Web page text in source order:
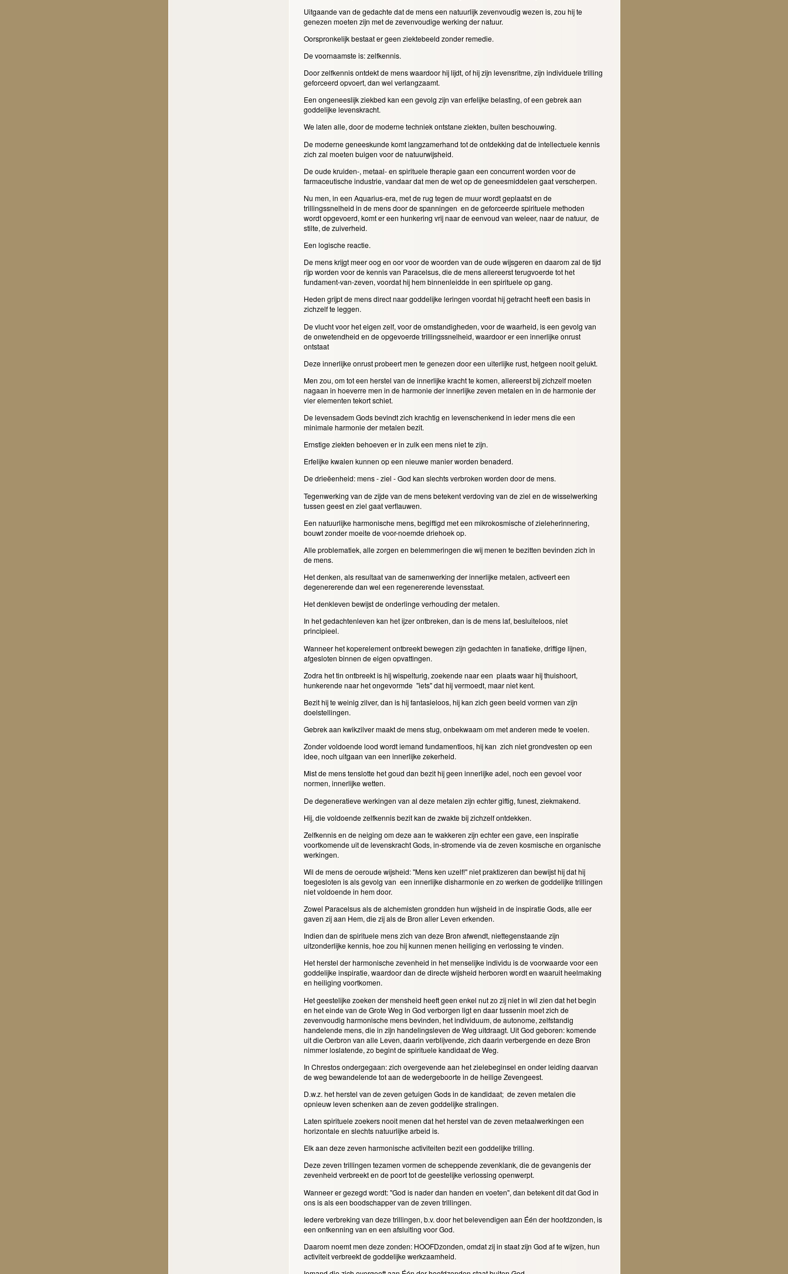
Uitgaande van de gedachte dat de mens een natuurlijk zevenvoudig wezen is, zou hij te
genezen moeten zijn met de zevenvoudige werking der natuur.
Oorspronkelijk bestaat er geen ziektebeeld zonder remedie.
De voornaamste is: zelfkennis.
Door zelfkennis ontdekt de mens waardoor hij lijdt, of hij zijn levensritme, zijn individuele trilling
geforceerd opvoert, dan wel verlangzaamt.
Een ongeneeslijk ziekbed kan een gevolg zijn van erfelijke belasting, of een gebrek aan
goddelijke levenskracht.
We laten alle, door de moderne techniek ontstane ziekten, buiten beschouwing.
De moderne geneeskunde komt langzamerhand tot de ontdekking dat de intellectuele kennis
zich zal moeten buigen voor de natuurwijsheid.
De oude kruiden-, metaal- en spirituele therapie gaan een concurrent worden voor de
farmaceutische industrie, vandaar dat men de wet op de geneesmiddelen gaat verscherpen.
Nu men, in een Aquarius-era, met de rug tegen de muur wordt geplaatst en de
trillingssnelheid in de mens door de spanningen en de geforceerde spirituele methoden
wordt opgevoerd, komt er een hunkering vrij naar de eenvoud van weleer, naar de natuur, de
stilte, de zuiverheid.
Een logische reactie.
De mens krijgt meer oog en oor voor de woorden van de oude wijsgeren en daarom zal de tijd
rijp worden voor de kennis van Paracelsus, die de mens allereerst terugvoerde tot het
fundament-van-zeven, voordat hij hem binnenleidde in een spirituele op gang.
Heden grijpt de mens direct naar goddelijke leringen voordat hij getracht heeft een basis in
zichzelf te leggen.
De vlucht voor het eigen zelf, voor de omstandigheden, voor de waarheid, is een gevolg van
de onwetendheid en de opgevoerde trillingssnelheid, waardoor er een innerlijke onrust
ontstaat
Deze innerlijke onrust probeert men te genezen door een uiterlijke rust, hetgeen nooit gelukt.
Men zou, om tot een herstel van de innerlijke kracht te komen, allereerst bij zichzelf moeten
nagaan in hoeverre men in de harmonie der innerlijke zeven metalen en in de harmonie der
vier elementen tekort schiet.
De levensadem Gods bevindt zich krachtig en levenschenkend in ieder mens die een
minimale harmonie der metalen bezit.
Ernstige ziekten behoeven er in zulk een mens niet te zijn.
Erfelijke kwalen kunnen op een nieuwe manier worden benaderd.
De drieëenheid: mens - ziel - God kan slechts verbroken worden door de mens.
Tegenwerking van de zijde van de mens betekent verdoving van de ziel en de wisselwerking
tussen geest en ziel gaat verflauwen.
Een natuurlijke harmonische mens, begiftigd met een mikrokosmische of zieleherinnering,
bouwt zonder moeite de voor-noemde driehoek op.
Alle problematiek, alle zorgen en belemmeringen die wij menen te bezitten bevinden zich in
de mens.
Het denken, als resultaat van de samenwerking der innerlijke metalen, activeert een
degenererende dan wel een regenererende levensstaat.
Het denkleven bewijst de onderlinge verhouding der metalen.
In het gedachtenleven kan het ijzer ontbreken, dan is de mens laf, besluiteloos, niet
principieel.
Wanneer het koperelement ontbreekt bewegen zijn gedachten in fanatieke, driftige lijnen,
afgesloten binnen de eigen opvattingen.
Zodra het tin ontbreekt is hij wispelturig, zoekende naar een plaats waar hij thuishoort,
hunkerende naar het ongevormde "iets" dat hij vermoedt, maar niet kent.
Bezit hij te weinig zilver, dan is hij fantasieloos, hij kan zich geen beeld vormen van zijn
doelstellingen.
Gebrek aan kwikzilver maakt de mens stug, onbekwaam om met anderen mede te voelen.
Zonder voldoende lood wordt iemand fundamentloos, hij kan zich niet grondvesten op een
idee, noch uitgaan van een innerlijke zekerheid.
Mist de mens tenslotte het goud dan bezit hij geen innerlijke adel, noch een gevoel voor
normen, innerlijke wetten.
De degeneratieve werkingen van al deze metalen zijn echter giftig, funest, ziekmakend.
Hij, die voldoende zelfkennis bezit kan de zwakte bij zichzelf ontdekken.
Zelfkennis en de neiging om deze aan te wakkeren zijn echter een gave, een inspiratie
voortkomende uit de levenskracht Gods, in-stromende via de zeven kosmische en organische
werkingen.
Wil de mens de oeroude wijsheid: "Mens ken uzelf!" niet praktizeren dan bewijst hij dat hij
toegesloten is als gevolg van een innerlijke disharmonie en zo werken de goddelijke trillingen
niet voldoende in hem door.
Zowel Paracelsus als de alchemisten grondden hun wijsheid in de inspiratie Gods, alle eer
gaven zij aan Hem, die zij als de Bron aller Leven erkenden.
Indien dan de spirituele mens zich van deze Bron afwendt, niettegenstaande zijn
uitzonderlijke kennis, hoe zou hij kunnen menen heiliging en verlossing te vinden.
Het herstel der harmonische zevenheid in het menselijke individu is de voorwaarde voor een
goddelijke inspiratie, waardoor dan de directe wijsheid herboren wordt en waaruit heelmaking
en heiliging voortkomen.
Het geestelijke zoeken der mensheid heeft geen enkel nut zo zij niet in wil zien dat het begin
en het einde van de Grote Weg in God verborgen ligt en daar tussenin moet zich de
zevenvoudig harmonische mens bevinden, het individuum, de autonome, zelfstandig
handelende mens, die in zijn handelingsleven de Weg uitdraagt. Uit God geboren: komende
uit die Oerbron van alle Leven, daarin verblijvende, zich daarin verbergende en deze Bron
nimmer loslatende, zo begint de spirituele kandidaat de Weg.
In Chrestos ondergegaan: zich overgevende aan het zielebeginsel en onder leiding daarvan
de weg bewandelende tot aan de wedergeboorte in de heilige Zevengeest.
D.w.z. het herstel van de zeven getuigen Gods in de kandidaat; de zeven metalen die
opnieuw leven schenken aan de zeven goddelijke stralingen.
Laten spirituele zoekers nooit menen dat het herstel van de zeven metaalwerkingen een
horizontale en slechts natuurlijke arbeid is.
Elk aan deze zeven harmonische activiteiten bezit een goddelijke trilling.
Deze zeven trillingen tezamen vormen de scheppende zevenklank, die de gevangenis der
zevenheid verbreekt en de poort tot de geestelijke verlossing openwerpt.
Wanneer er gezegd wordt: "God is nader dan handen en voeten", dan betekent dit dat God in
ons is als een boodschapper van de zeven trillingen.
Iedere verbreking van deze trillingen, b.v. door het belevendigen aan Één der hoofdzonden, is
een ontkenning van en een afsluiting voor God.
Daarom noemt men deze zonden: HOOFDzonden, omdat zij in staat zijn God af te wijzen, hun
activiteit verbreekt de goddelijke werkzaamheid.